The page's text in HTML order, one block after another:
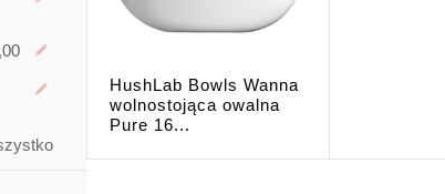
HushLab Bowls Wanna
wolnostojąca owalna
Pure 16...